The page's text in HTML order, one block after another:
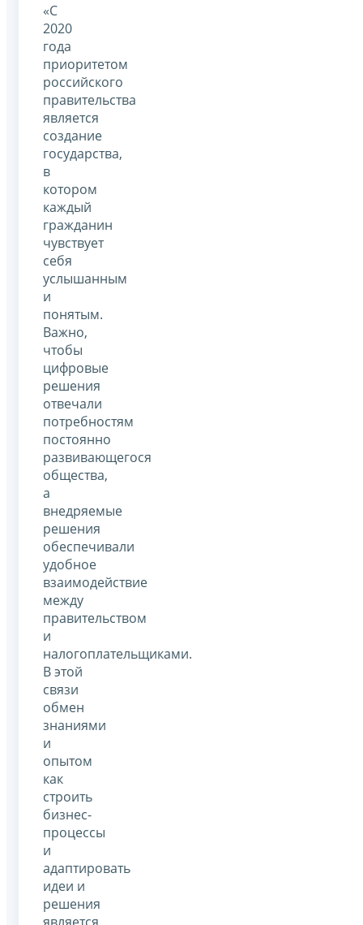
«С
2020
года
приоритетом
российского
правительства
является
создание
государства,
в
котором
каждый
гражданин
чувствует
себя
услышанным
и
понятым.
Важно,
чтобы
цифровые
решения
отвечали
потребностям
постоянно
развивающегося
общества,
а
внедряемые
решения
обеспечивали
удобное
взаимодействие
между
правительством
и
налогоплательщиками.
В этой
связи
обмен
знаниями
и
опытом
как
строить
бизнес-
процессы
и
адаптировать
идеи и
решения
является